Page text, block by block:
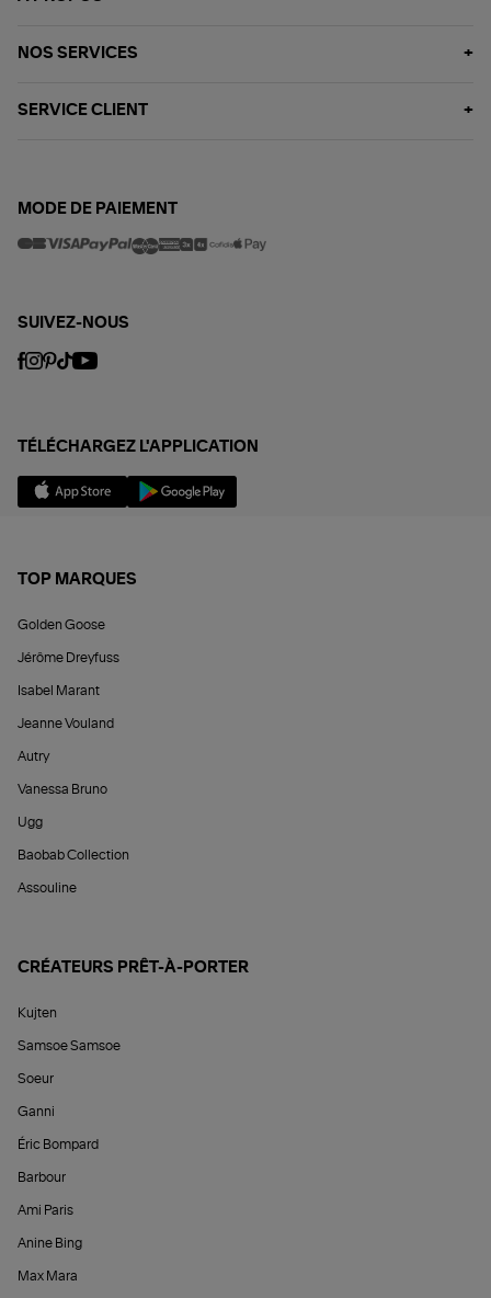
NOS SERVICES
SERVICE CLIENT
MODE DE PAIEMENT
SUIVEZ-NOUS
TÉLÉCHARGEZ L'APPLICATION
TOP MARQUES
Golden Goose
Jérôme Dreyfuss
Isabel Marant
Jeanne Vouland
Autry
Vanessa Bruno
Ugg
Baobab Collection
Assouline
CRÉATEURS PRÊT-À-PORTER
Kujten
Samsoe Samsoe
Soeur
Ganni
Éric Bompard
Barbour
Ami Paris
Anine Bing
Max Mara